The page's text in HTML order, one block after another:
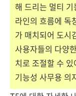
해 드리는 멀티
라인의 흐름에 독
가 매치되어 도시
사용자들의 다양
치로 조절할 수
기능성 사무용 의